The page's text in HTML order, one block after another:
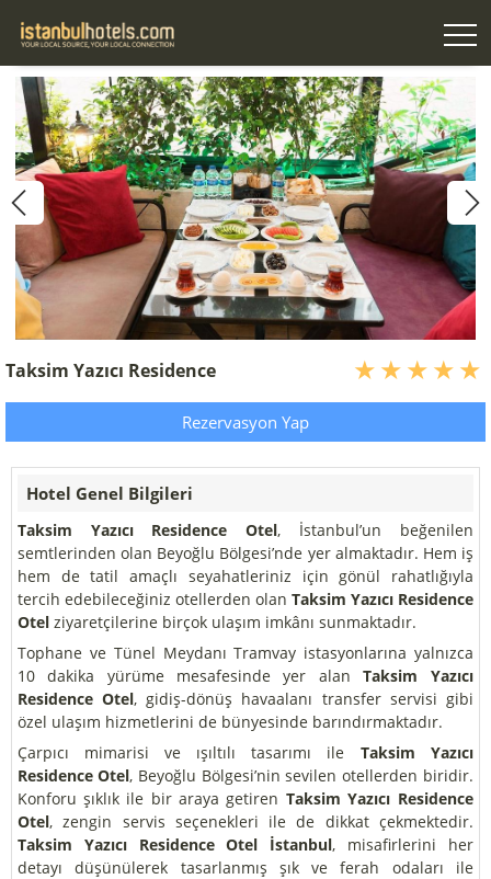
Taksim Yazıcı Residence
Rezervasyon Yap
Hotel Genel Bilgileri
Taksim Yazıcı Residence Otel, İstanbul’un beğenilen
semtlerinden olan Beyoğlu Bölgesi’nde yer almaktadır. Hem iş
hem de tatil amaçlı seyahatleriniz için gönül rahatlığıyla
tercih edebileceğiniz otellerden olan Taksim Yazıcı Residence
Otel ziyaretçilerine birçok ulaşım imkânı sunmaktadır.
Tophane ve Tünel Meydanı Tramvay istasyonlarına yalnızca
10 dakika yürüme mesafesinde yer alan Taksim Yazıcı
Residence Otel, gidiş-dönüş havaalanı transfer servisi gibi
özel ulaşım hizmetlerini de bünyesinde barındırmaktadır.
Çarpıcı mimarisi ve ışıltılı tasarımı ile Taksim Yazıcı
Residence Otel, Beyoğlu Bölgesi’nin sevilen otellerden biridir.
Konforu şıklık ile bir araya getiren Taksim Yazıcı Residence
Otel, zengin servis seçenekleri ile de dikkat çekmektedir.
Taksim Yazıcı Residence Otel İstanbul, misafirlerini her
detayı düşünülerek tasarlanmış şık ve ferah odaları ile